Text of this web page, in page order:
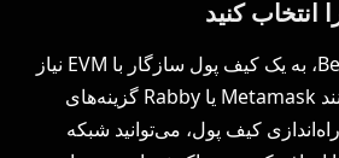
کنید
برای تعامل با Berachain، به یک کیف پول سازگار با EVM نیاز
دارید. کیف پول‌هایی مانند Metamask یا Rabby گزینه‌های
کیف پول، می‌توانید شبکه